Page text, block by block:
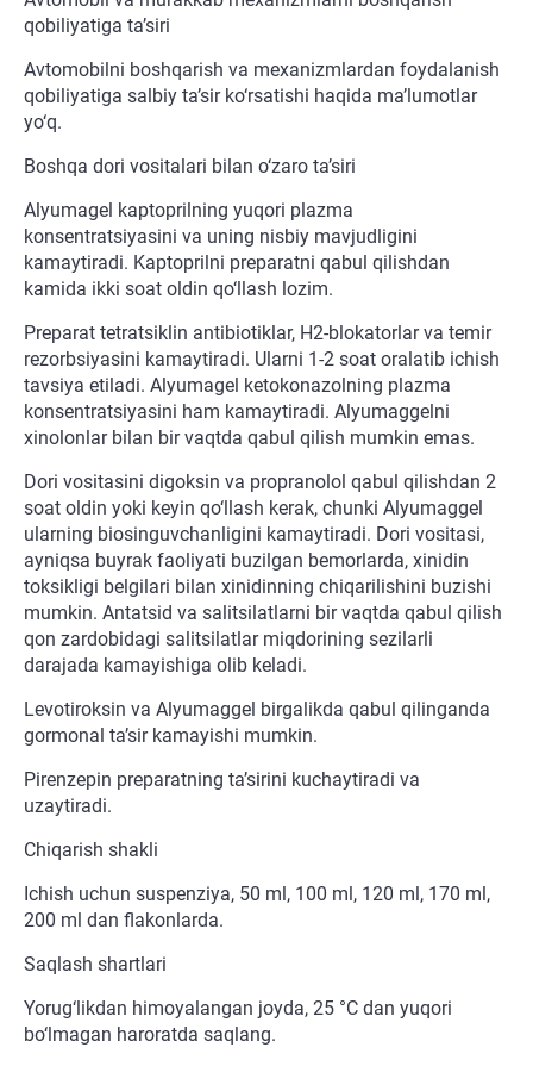
qobiliyatiga ta’siri
Avtomobilni boshqarish va mexanizmlardan foydalanish
qobiliyatiga salbiy ta’sir ko‘rsatishi haqida ma’lumotlar
yo‘q.
Boshqa dori vositalari bilan o‘zaro ta’siri
Alyumagel kaptoprilning yuqori plazma
konsentratsiyasini va uning nisbiy mavjudligini
kamaytiradi. Kaptoprilni preparatni qabul qilishdan
kamida ikki soat oldin qo‘llash lozim.
Preparat tetratsiklin antibiotiklar, H2-blokatorlar va temir
rezorbsiyasini kamaytiradi. Ularni 1-2 soat oralatib ichish
tavsiya etiladi. Alyumagel ketokonazolning plazma
konsentratsiyasini ham kamaytiradi. Alyumaggelni
xinolonlar bilan bir vaqtda qabul qilish mumkin emas.
Dori vositasini digoksin va propranolol qabul qilishdan 2
soat oldin yoki keyin qo‘llash kerak, chunki Alyumaggel
ularning biosinguvchanligini kamaytiradi. Dori vositasi,
ayniqsa buyrak faoliyati buzilgan bemorlarda, xinidin
toksikligi belgilari bilan xinidinning chiqarilishini buzishi
mumkin. Antatsid va salitsilatlarni bir vaqtda qabul qilish
qon zardobidagi salitsilatlar miqdorining sezilarli
darajada kamayishiga olib keladi.
Levotiroksin va Alyumaggel birgalikda qabul qilinganda
gormonal ta’sir kamayishi mumkin.
Pirenzepin preparatning ta’sirini kuchaytiradi va
uzaytiradi.
Chiqarish shakli
Ichish uchun suspenziya, 50 ml, 100 ml, 120 ml, 170 ml,
200 ml dan flakonlarda.
Saqlash shartlari
Yorug‘likdan himoyalangan joyda, 25 °C dan yuqori
bo‘lmagan haroratda saqlang.